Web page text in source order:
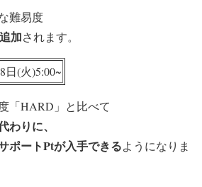
難易度
加されます。
日(火)5:00~
「HARD」と比べて
わりに、
ポートPtが入手できるようになりま